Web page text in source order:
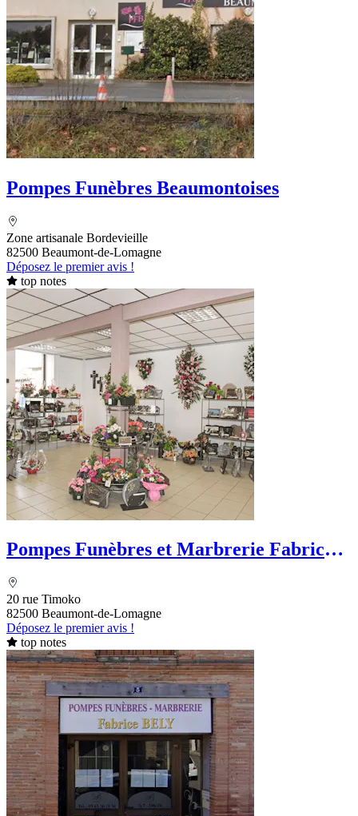
Pompes Funèbres Beaumontoises
Zone artisanale Bordevieille
82500 Beaumont-de-Lomagne
Déposez le premier avis !
top notes
Pompes Funèbres et Marbrerie Fabrice
20 rue Timoko
82500 Beaumont-de-Lomagne
Déposez le premier avis !
top notes